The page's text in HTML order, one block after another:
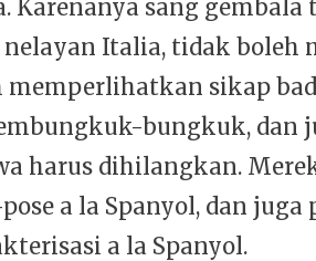
Karenanya sang gembala
Italia, tidak boleh
memperlihatkan sikap
bungkuk, dan
harus dihilangkan.
a la Spanyol, dan juga
a la Spanyol.